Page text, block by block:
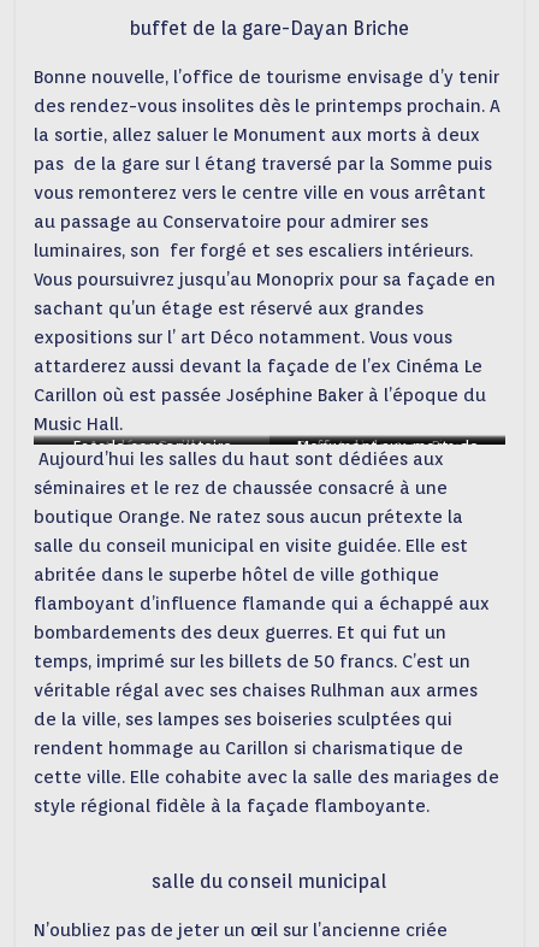
buffet de la gare-Dayan Briche
Bonne nouvelle, l’office de tourisme envisage d’y tenir
des rendez-vous insolites dès le printemps prochain. A
la sortie, allez saluer le Monument aux morts à deux
pas de la gare sur l étang traversé par la Somme puis
vous remonterez vers le centre ville en vous arrêtant
au passage au Conservatoire pour admirer ses
luminaires, son fer forgé et ses escaliers intérieurs.
Vous poursuivrez jusqu’au Monoprix pour sa façade en
sachant qu’un étage est réservé aux grandes
expositions sur l’ art Déco notamment. Vous vous
attarderez aussi devant la façade de l’ex Cinéma Le
Carillon où est passée Joséphine Baker à l’époque du
Music Hall.
Art déco Carillon façade monoprix
Façade conservatoire
Buffet de la gare-Dayan
Briche
Monument aux morts de
Saint-Quentin
Aujourd’hui les salles du haut sont dédiées aux
séminaires et le rez de chaussée consacré à une
boutique Orange. Ne ratez sous aucun prétexte la
salle du conseil municipal en visite guidée. Elle est
abritée dans le superbe hôtel de ville gothique
flamboyant d’influence flamande qui a échappé aux
bombardements des deux guerres. Et qui fut un
temps, imprimé sur les billets de 50 francs. C’est un
véritable régal avec ses chaises Rulhman aux armes
de la ville, ses lampes ses boiseries sculptées qui
rendent hommage au Carillon si charismatique de
cette ville. Elle cohabite avec la salle des mariages de
style régional fidèle à la façade flamboyante.
salle du conseil municipal
N’oubliez pas de jeter un œil sur l’ancienne criée